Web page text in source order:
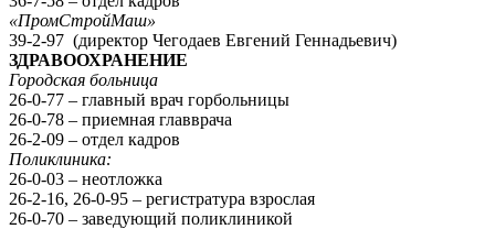
«ПромСтройМаш»
39-2-97 (директор Чегодаев Евгений Геннадьевич)
ЗДРАВООХРАНЕНИЕ
Городская больница
26-0-77 – главный врач горбольницы
26-0-78 – приемная главврача
26-2-09 – отдел кадров
Поликлиника:
26-0-03 – неотложка
26-2-16, 26-0-95 – регистратура взрослая
26-0-70 – заведующий поликлиникой